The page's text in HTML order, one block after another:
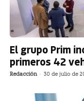
El grupo Prim
primeros 42
Redacción - 30 de julio de